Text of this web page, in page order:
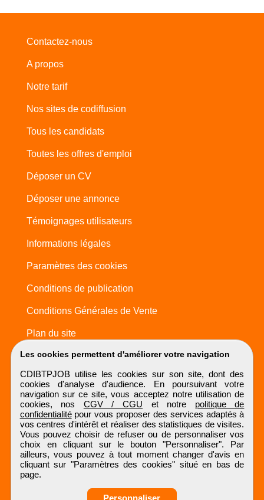
Les cookies permettent d'améliorer votre navigation
CDIBTPJOB utilise les cookies sur son site, dont des
cookies d'analyse d'audience. En poursuivant votre
navigation sur ce site, vous acceptez notre utilisation de
cookies, nos CGV / CGU et notre politique de
confidentialitépour vous proposer des services adaptés à
vos centres d'intérêt et réaliser des statistiques de visites.
Vous pouvez choisir de refuser ou de personnaliser vos
choix en cliquant sur le bouton "Personnaliser". Par
ailleurs, vous pouvez à tout moment changer d'avis en
cliquant sur "Paramètres des cookies" situé en bas de
page.
Personnaliser
Contactez-nous
A propos
Notre tarif
Nos sites de codiffusion
Tous les candidats
Toutes les offres d'emploi
Déposer un CV
Déposer une annonce
Témoignages utilisateurs
Informations légales
Paramètres des cookies
Conditions de publication
Conditions Générales de Vente
Plan du site